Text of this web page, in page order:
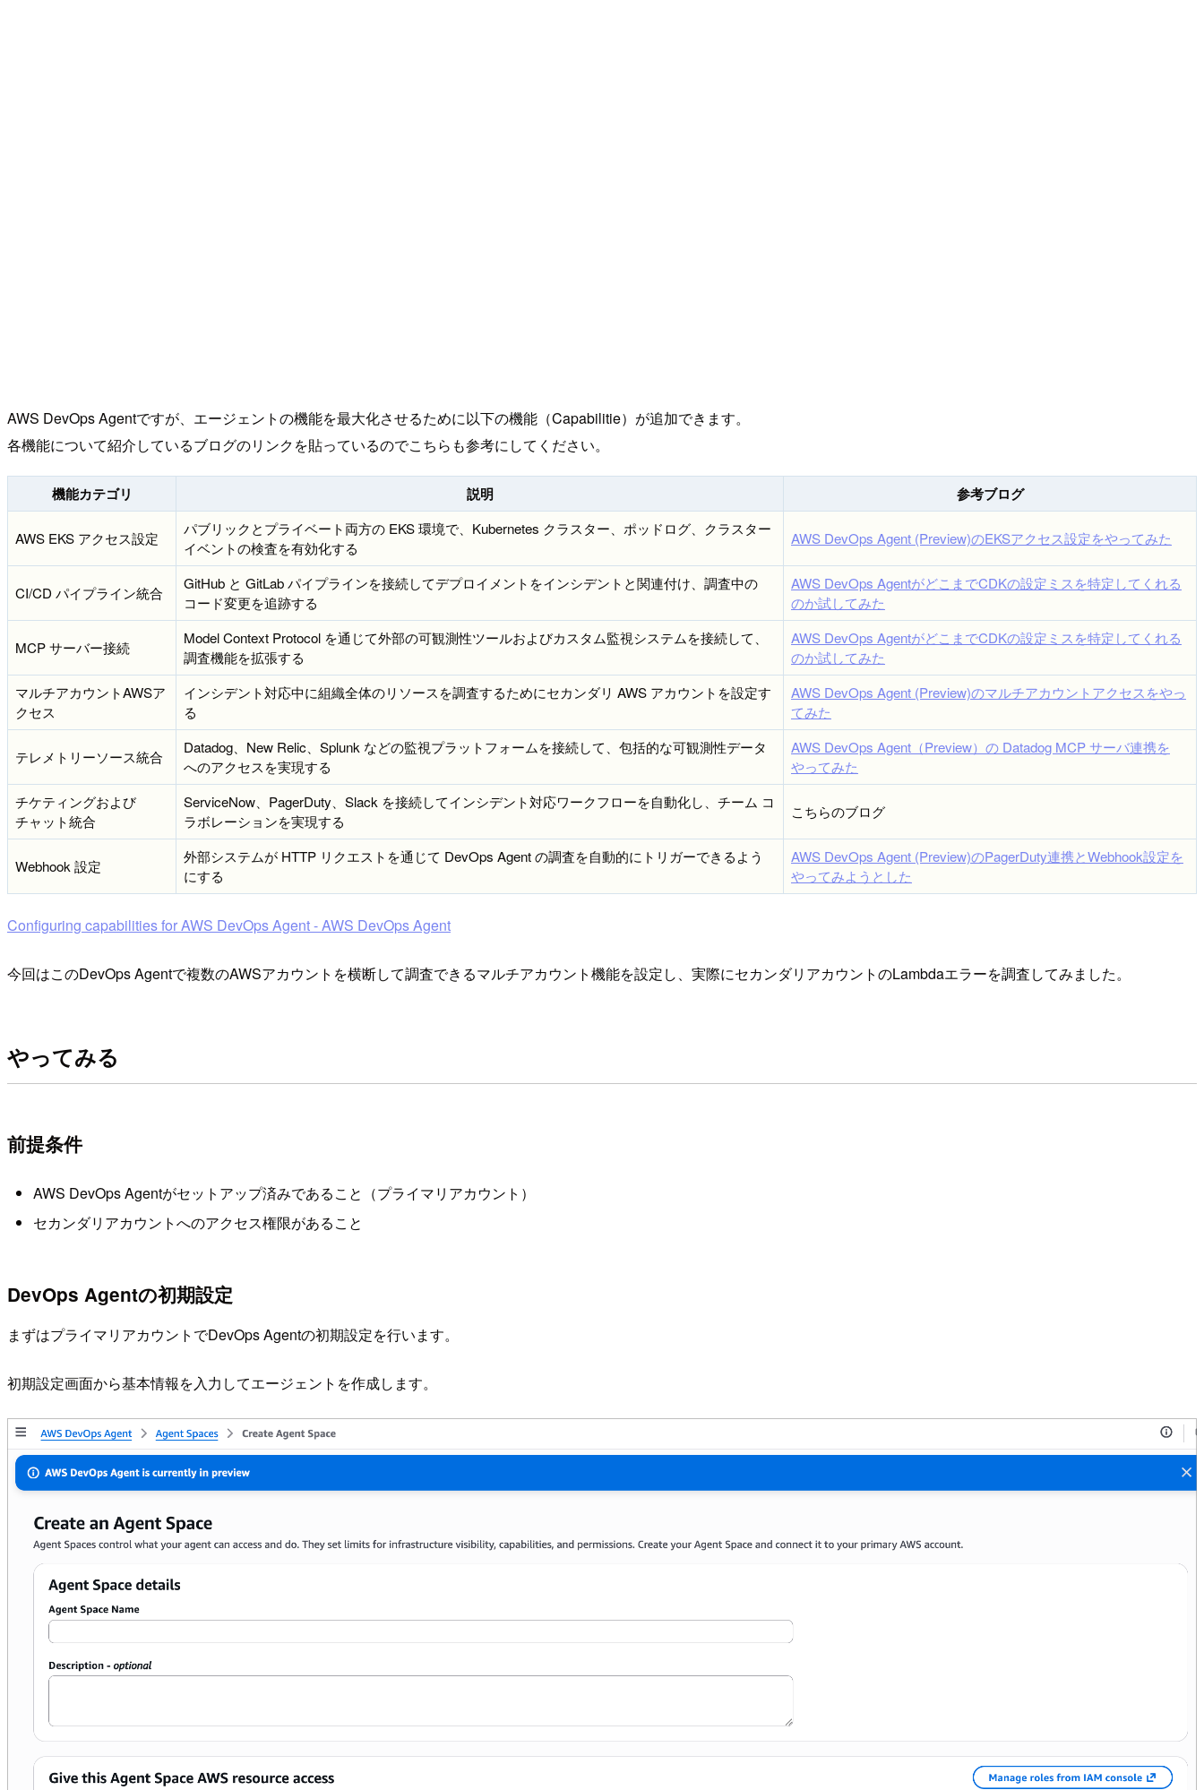
AWS DevOps Agentですが、エージェントの機能を最大化させるために以下の機能（Capabilitie）が追加できます。
各機能について紹介しているブログのリンクを貼っているのでこちらも参考にしてください。
機能カテゴリ 説明 参考ブログ
AWS EKS アクセス設定
パブリックとプライベート両方の EKS 環境で、Kubernetes クラスター、ポッドログ、クラスター
イベントの検査を有効化する
AWS DevOps Agent (Preview)のEKSアクセス設定をやってみた
CI/CD パイプライン統合
GitHub と GitLab パイプラインを接続してデプロイメントをインシデントと関連付け、調査中の
コード変更を追跡する
AWS DevOps AgentがどこまでCDKの設定ミスを特定してくれる
のか試してみた
MCP サーバー接続
Model Context Protocol を通じて外部の可観測性ツールおよびカスタム監視システムを接続して、
調査機能を拡張する
AWS DevOps AgentがどこまでCDKの設定ミスを特定してくれる
のか試してみた
マルチアカウントAWSア
クセス
インシデント対応中に組織全体のリソースを調査するためにセカンダリ AWS アカウントを設定す
る
AWS DevOps Agent (Preview)のマルチアカウントアクセスをやっ
てみた
テレメトリーソース統合
Datadog、New Relic、Splunk などの監視プラットフォームを接続して、包括的な可観測性データ
へのアクセスを実現する
AWS DevOps Agent（Preview）の Datadog MCP サーバ連携を
やってみた
チケティングおよび
チャット統合
ServiceNow、PagerDuty、Slack を接続してインシデント対応ワークフローを自動化し、チーム コ
ラボレーションを実現する
こちらのブログ
Webhook 設定
外部システムが HTTP リクエストを通じて DevOps Agent の調査を自動的にトリガーできるよう
にする
AWS DevOps Agent (Preview)のPagerDuty連携とWebhook設定を
やってみようとした
Configuring capabilities for AWS DevOps Agent - AWS DevOps Agent
今回はこのDevOps Agentで複数のAWSアカウントを横断して調査できるマルチアカウント機能を設定し、実際にセカンダリアカウントのLambdaエラーを調査してみました。
やってみる
前提条件
AWS DevOps Agentがセットアップ済みであること（プライマリアカウント）
セカンダリアカウントへのアクセス権限があること
DevOps Agentの初期設定
まずはプライマリアカウントでDevOps Agentの初期設定を行います。
初期設定画面から基本情報を入力してエージェントを作成します。